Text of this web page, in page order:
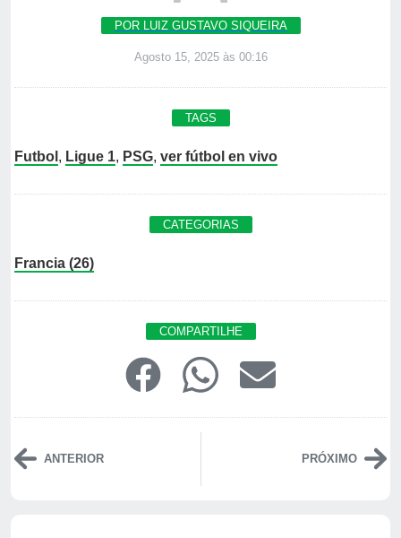
POR LUIZ GUSTAVO SIQUEIRA
Agosto 15, 2025 às 00:16
TAGS
Futbol , Ligue 1, PSG, ver fútbol en vivo
CATEGORIAS
Francia (26)
COMPARTILHE
ANTERIOR PRÓXIMO